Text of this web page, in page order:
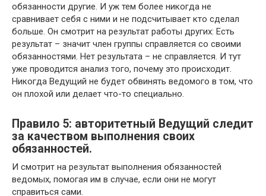
обязанности другие. И уж тем более никогда не
сравнивает себя с ними и не подсчитывает кто сделал
больше. Он смотрит на результат работы других: Есть
результат – значит член группы справляется со своими
обязанностями. Нет результата – не справляется. И тут
уже проводится анализ того, почему это происходит.
Никогда Ведущий не будет обвинять ведомого в том, что
он плохой или делает что-то специально.
Правило 5: авторитетный Ведущий следит
за качеством выполнения своих
обязанностей.
И смотрит на результат выполнения обязанностей
ведомых, помогая им в случае, если они не могут
справиться сами.